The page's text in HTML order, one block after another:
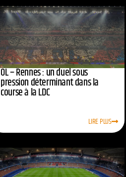
OL – Rennes : un duel sous
pression déterminant dans la
course à la LDC
LIRE PLUS